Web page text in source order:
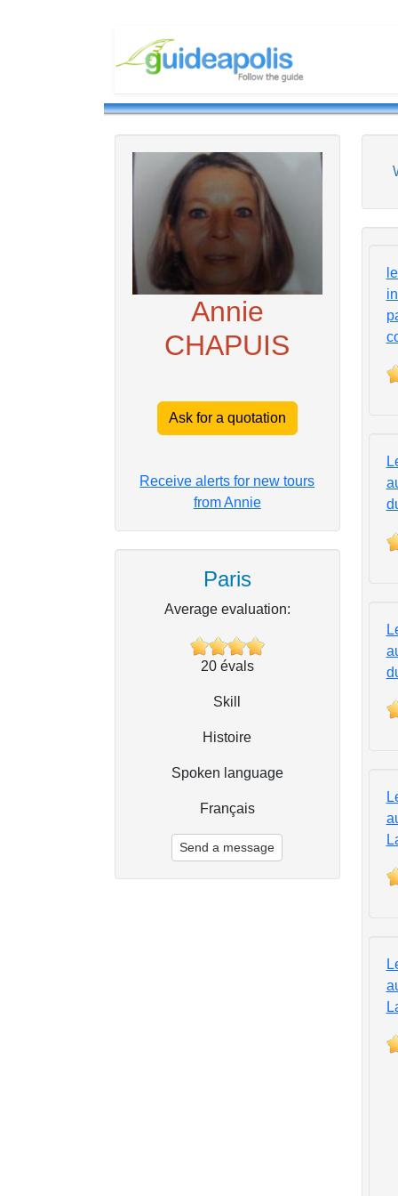
Annie
CHAPUIS
Ask for a quotation
Receive alerts for new tours
from Annie
Paris
Average evaluation:
20évals
Skill
Histoire
Spoken language
Français
Send a message